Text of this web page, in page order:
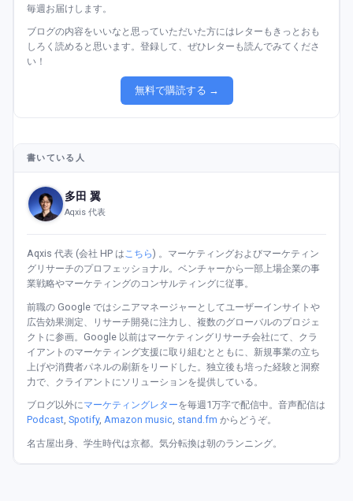
毎週お届けします。
ブログの内容をいいなと思っていただいた方にはレターもきっとおも
しろく読めると思います。登録して、ぜひレターも読んでみてくださ
い！
無料で購読する →
書いている人
多田 翼
Aqxis 代表
Aqxis 代表 (会社 HP は こちら) 。マーケティングおよびマーケティン
グリサーチのプロフェッショナル。ベンチャーから一部上場企業の事
業戦略やマーケティングのコンサルティングに従事。
前職の Google ではシニアマネージャーとしてユーザーインサイトや
広告効果測定、リサーチ開発に注力し、複数のグローバルのプロジェ
クトに参画。Google 以前はマーケティングリサーチ会社にて、クラ
イアントのマーケティング支援に取り組むとともに、新規事業の立ち
上げや消費者パネルの刷新をリードした。独立後も培った経験と洞察
力で、クライアントにソリューションを提供している。
ブログ以外にマーケティングレターを毎週1万字で配信中。音声配信は
Podcast, Spotify, Amazon music, stand.fm からどうぞ。
名古屋出身、学生時代は京都。気分転換は朝のランニング。